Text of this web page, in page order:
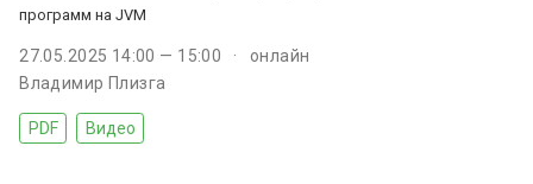
программ на JVM
27.05.2025 14:00 — 15:00
онлайн
Владимир Плизга
PDF Видео